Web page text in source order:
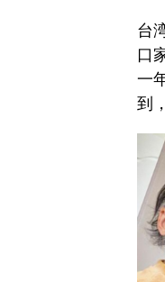
台
口
一
到